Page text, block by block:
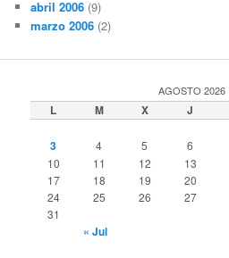
abril 2006 (9)
marzo 2006 (2)
AGOSTO 2026
L M X J
3 4 5 6
10
11 12 13
17
18 19 20
24
25 26 27
31
« Jul